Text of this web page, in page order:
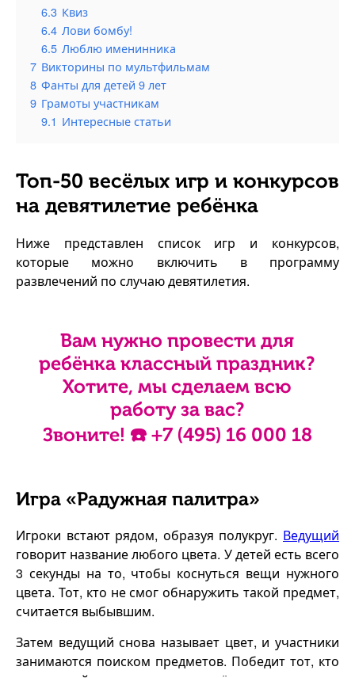
6.3 Квиз
6.4 Лови бомбу!
6.5 Люблю именинника
7 Викторины по мультфильмам
8 Фанты для детей 9 лет
9 Грамоты участникам
9.1 Интересные статьи
Топ-50 весёлых игр и конкурсов
на девятилетие ребёнка
Ниже представлен список игр и конкурсов,
которые можно включить в программу
развлечений по случаю девятилетия.
Вам нужно провести для
ребёнка классный праздник?
Хотите, мы сделаем всю
работу за вас?
Звоните! ☎️ +7 (495) 16 000 18
Игра «Радужная палитра»
Игроки встают рядом, образуя полукруг. Ведущий
говорит название любого цвета. У детей есть всего
3 секунды на то, чтобы коснуться вещи нужного
цвета. Тот, кто не смог обнаружить такой предмет,
считается выбывшим.
Затем ведущий снова называет цвет, и участники
занимаются поиском предметов. Победит тот, кто